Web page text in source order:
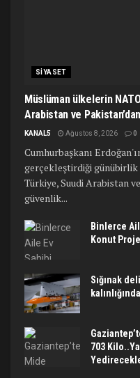
SIYASET
Müslüman ülkelerin
Arabistan ve
KANAL5 Ağustos 8, 2026 0
Cumhurbaşkanı
gerçekleştirdiği günübirlik
Türkiye, Suudi Arabistan
güvenlik...
Binlerce
Konut
Sığınak
703